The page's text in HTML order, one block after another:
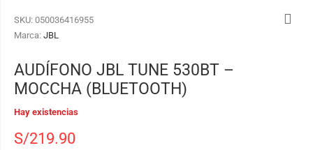
SKU: 050036416955
Marca: JBL
AUDÍFONO JBL TUNE 530BT –
MOCCHA (BLUETOOTH)
Hay existencias
S/219.90